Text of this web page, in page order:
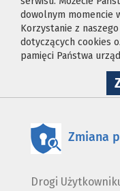
dowolnym momencie
Korzystanie z
dotyczących cookies
pamięci Państwa
Zmiana
Drogi